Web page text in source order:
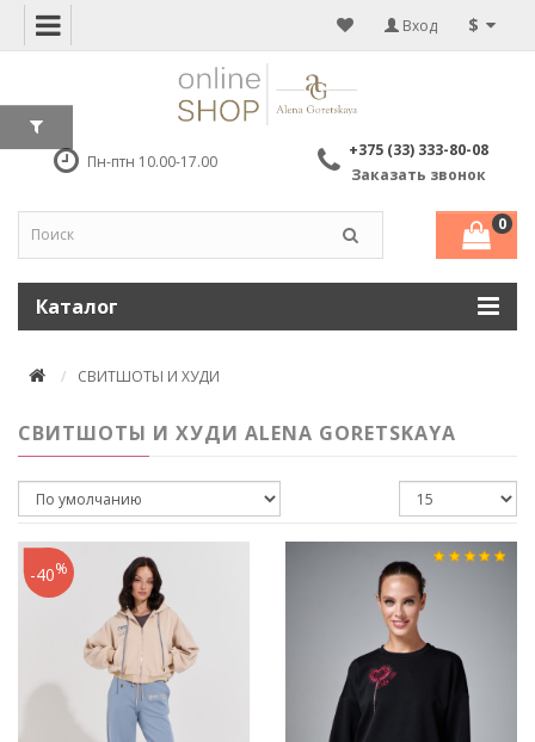
$
Вход
Пн-птн 10.00-17.00
+375 (33) 333-80-08
Заказать звонок
0
Каталог
СВИТШОТЫ И ХУДИ
СВИТШОТЫ И ХУДИ ALENA GORETSKAYA
-40%